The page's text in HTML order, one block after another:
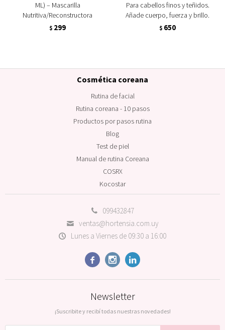
ML) – Mascarilla
Nutritiva/Reconstructora
$ 299
Para cabellos finos y teñidos.
Añade cuerpo, fuerza y brillo.
$ 650
099432847
ventas@hortensia.com.uy
Lunes a Viernes de 09:30 a 16:00
  
Cosmética coreana
Rutina de facial
Rutina coreana - 10 pasos
Productos por pasos rutina
Blog
Test de piel
Manual de rutina Coreana
COSRX
Kocostar
Newsletter
¡Suscribite y recibí todas nuestras novedades!